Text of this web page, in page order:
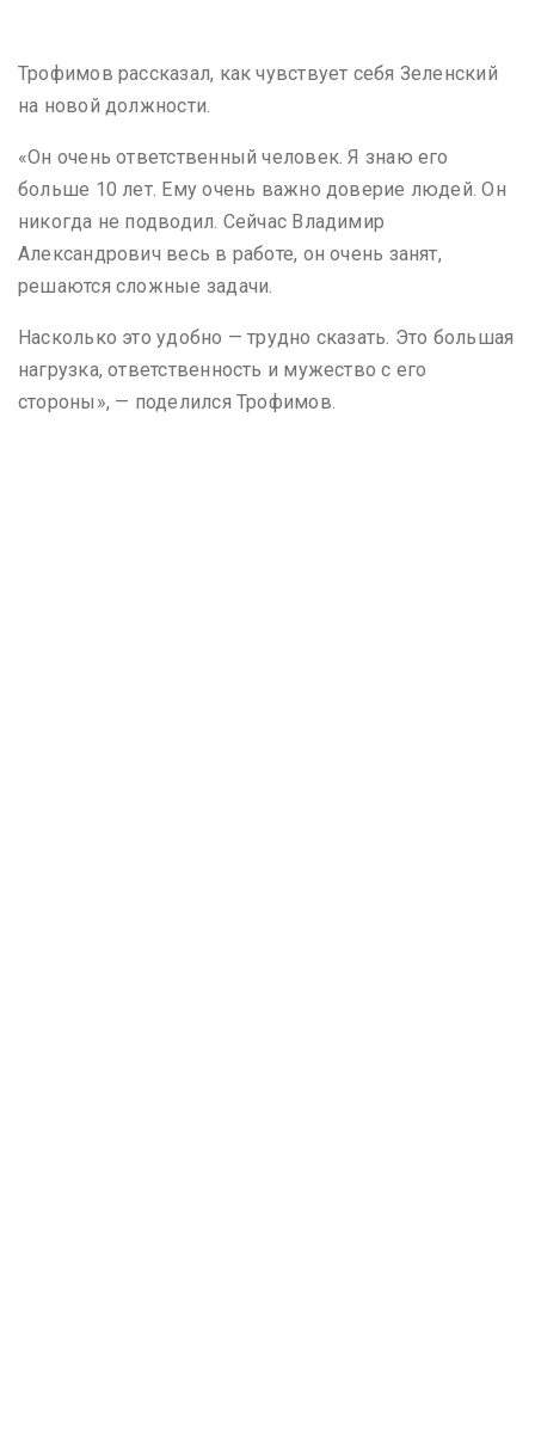
Трофимов рассказал, как чувствует себя Зеленский
на новой должности.
«Он очень ответственный человек. Я знаю его
больше 10 лет. Ему очень важно доверие людей. Он
никогда не подводил. Сейчас Владимир
Александрович весь в работе, он очень занят,
решаются сложные задачи.
Насколько это удобно — трудно сказать. Это большая
нагрузка, ответственность и мужество с его
стороны», — поделился Трофимов.